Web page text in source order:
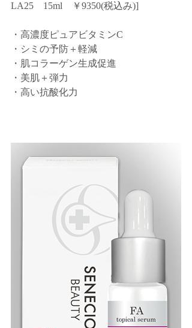
LA25　15ml　￥9350(税込み)]
・高濃度ピュアビタミンC
・シミの予防＋軽減
・肌コラーゲン生成促進
・美肌＋弾力
・高い抗酸化力